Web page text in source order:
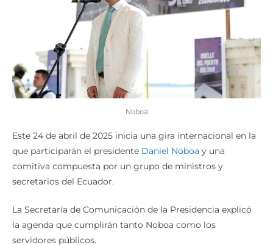
Noboa
Este 24 de abril de 2025 inicia una gira internacional en la
que participarán el presidente Daniel Noboa y una
comitiva compuesta por un grupo de ministros y
secretarios del Ecuador.
La Secretaría de Comunicación de la Presidencia explicó
la agenda que cumplirán tanto Noboa como los
servidores públicos.